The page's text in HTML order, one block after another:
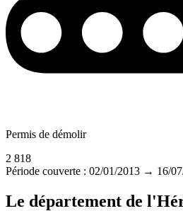
Permis de démolir
2 818
Période couverte : 02/01/2013 → 16/
Le département de